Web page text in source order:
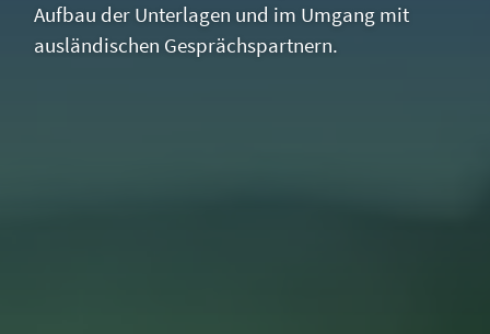
Aufbau der Unterlagen und im Umgang mit
ausländischen Gesprächspartnern.